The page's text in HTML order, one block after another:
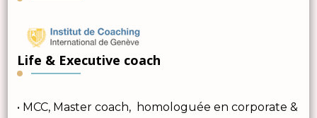
Life & Executive coach
• MCC, Master coach, homologuée en corporate &